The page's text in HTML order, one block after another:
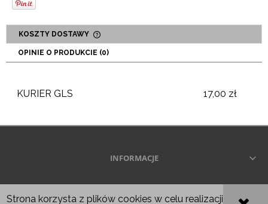
Strona korzysta z plików cookies w celu realizacji
KOSZTY DOSTAWY
CENA NIE ZAWIERA EWENTUALNYCH KOSZTÓW
PŁATNOŚCI
OPINIE O PRODUKCIE (0)
KURIER GLS 17,00 zł
INFORMACJE